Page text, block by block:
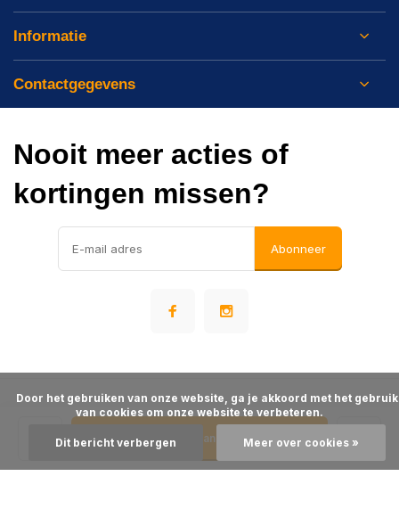
Toevoegen aan winkelwagen
Informatie
Contactgegevens
Nooit meer acties of
kortingen missen?
Abonneer
Algemene voorwaarden Disclaimer Privacy Policy Sitemap
© Warehousesupply- Theme made byWebdinge
van cookies om onze website te verbeteren.
Dit bericht verbergen Meer over cookies »